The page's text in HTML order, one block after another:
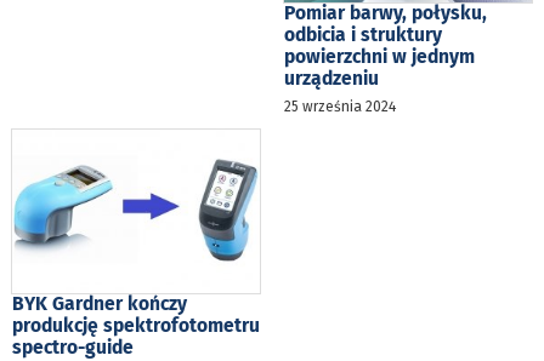
Pomiar barwy, połysku,
odbicia i struktury
powierzchni w jednym
urządzeniu
25 września 2024
BYK Gardner kończy
produkcję spektrofotometru
spectro-guide